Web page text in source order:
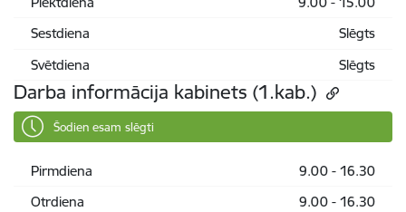
Sestdiena
Slēgts
Svētdiena
Slēgts
Darba informācija kabinets (1.kab.)
Šodien esam slēgti
Pirmdiena
9.00 - 16.30
Otrdiena
9.00 - 16.30